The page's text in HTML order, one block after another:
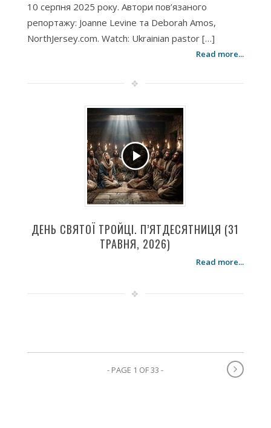
10 серпня 2025 року. Автори пов’язаного
репортажу: Joanne Levine та Deborah Amos,
NorthJersey.com. Watch: Ukrainian pastor […]
Read more...
ДЕНЬ СВЯТОЇ ТРОЙЦІ. П’ЯТДЕСЯТНИЦЯ (31
ТРАВНЯ, 2026)
Read more...
- PAGE 1 OF 33 -